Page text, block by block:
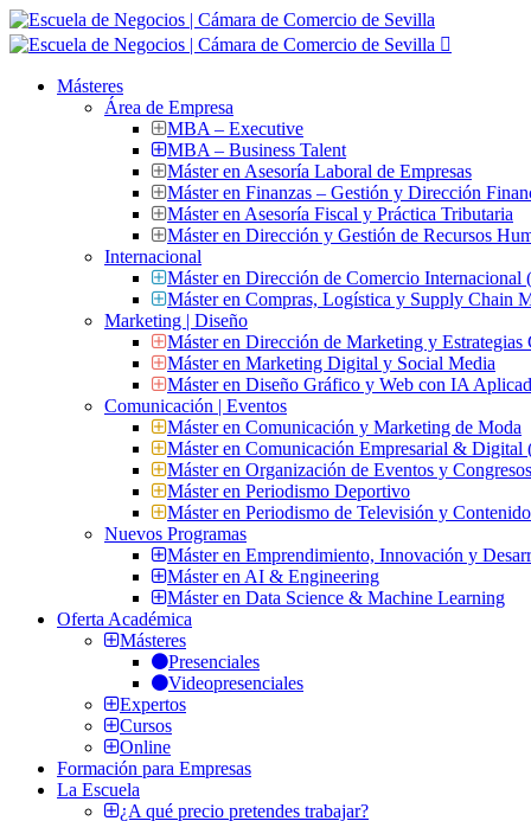
Másteres
Área de Empresa
MBA – Executive
MBA – Business Talent
Máster en Asesoría Laboral de Empresas
Máster en Finanzas – Gestión y Dirección
Máster en Asesoría Fiscal y Práctica Tributaria
Máster en Dirección y Gestión de Recursos
Internacional
Máster en Dirección de Comercio
Máster en Compras, Logística y Supply Chain
Marketing | Diseño
Máster en Dirección de Marketing y Estrategias
Máster en Marketing Digital y Social Media
Máster en Diseño Gráfico y Web con IA
Comunicación | Eventos
Máster en Comunicación y Marketing de Moda
Máster en Comunicación Empresarial &
Máster en Organización de Eventos y
Máster en Periodismo Deportivo
Máster en Periodismo de Televisión y
Nuevos Programas
Máster en Emprendimiento, Innovación y
Máster en AI & Engineering
Máster en Data Science & Machine Learning
Oferta Académica
Másteres
Presenciales
Videopresenciales
Expertos
Cursos
Online
Formación para Empresas
La Escuela
¿A qué precio pretendes trabajar?